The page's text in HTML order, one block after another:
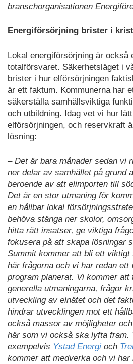
branschorganisationen
Energiförsörjning brister i
Lokal energiförsörjning är också
totalförsvaret. Säkerhetsläget i
brister i hur elförsörjningen
är ett faktum. Kommunerna har
säkerställa samhällsviktiga
och utbildning. Idag vet vi hur
elförsörjningen, och reservkraft
lösning:
– Det är bara månader sedan vi
ner delar av samhället på grund
beroende av att elimporten till
Det är en stor utmaning för
en hållbar lokal
behöva stänga ner skolor,
hitta rätt insatser, ge viktiga
fokusera på att skapa lösningar
Summit kommer att bli ett
här frågorna och vi har redan ett
program planerat. Vi kommer
generella utmaningarna, frågor
utveckling av elnätet och det
hindrar utvecklingen mot ett
också massor av möjligheter
här som vi också ska lyfta fram.
exempelvis Ystad Energi och
kommer att medverka och vi har